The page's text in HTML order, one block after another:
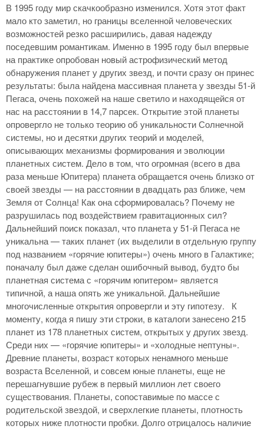
В 1995 году мир скачкообразно изменился. Хотя этот факт
мало кто заметил, но границы вселенной человеческих
возможностей резко расширились, давая надежду
поседевшим романтикам. Именно в 1995 году был впервые
на практике опробован новый астрофизический метод
обнаружения планет у других звезд, и почти сразу он принес
результаты: была найдена массивная планета у звезды 51-й
Пегаса, очень похожей на наше светило и находящейся от
нас на расстоянии в 14,7 парсек. Открытие этой планеты
опровергло не только теорию об уникальности Солнечной
системы, но и десятки других теорий и моделей,
описывающих механизмы формирования и эволюции
планетных систем. Дело в том, что огромная (всего в два
раза меньше Юпитера) планета обращается очень близко от
своей звезды — на расстоянии в двадцать раз ближе, чем
Земля от Солнца! Как она сформировалась? Почему не
разрушилась под воздействием гравитационных сил?
Дальнейший поиск показал, что планета у 51-й Пегаса не
уникальна — таких планет (их выделили в отдельную группу
под названием «горячие юпитеры») очень много в Галактике;
поначалу был даже сделан ошибочный вывод, будто бы
планетная система с «горячим юпитером» является
типичной, а наша опять же уникальной. Дальнейшие
многочисленные открытия опровергли и эту гипотезу. К
моменту, когда я пишу эти строки, в каталоги занесено 215
планет из 178 планетных систем, открытых у других звезд.
Среди них — «горячие юпитеры» и «холодные нептуны».
Древние планеты, возраст которых ненамного меньше
возраста Вселенной, и совсем юные планеты, еще не
перешагнувшие рубеж в первый миллион лет своего
существования. Планеты, сопоставимые по массе с
родительской звездой, и сверхлегкие планеты, плотность
которых ниже плотности пробки. Долго отрицалось наличие